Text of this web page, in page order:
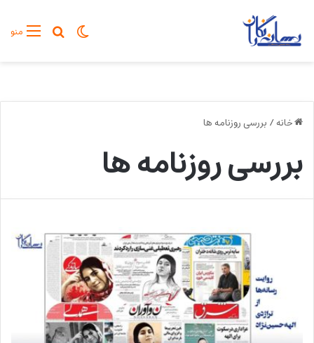
منوجستجو
تغییر پوسته
خانه/ بررسی روزنامه ها
بررسی روزنامه ها